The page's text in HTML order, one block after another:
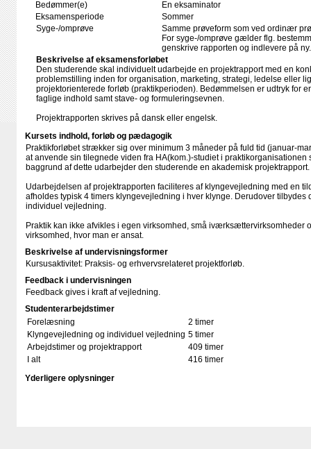
Bedømmer(e)
En eksaminator
Eksamensperiode
Sommer
Syge-/omprøve
Samme prøveform som ved ordinær
For syge-/omprøve gælder flg.
genskrive rapporten og indlevere på ny.
Beskrivelse af eksamensforløbet
Den studerende skal individuelt udarbejde en projektrapport med en
problemstilling inden for organisation, marketing, strategi, ledelse eller
projektorienterede forløb (praktikperioden). Bedømmelsen er udtryk for
faglige indhold samt stave- og formuleringsevnen.
Projektrapporten skrives på dansk eller engelsk.
Kursets indhold, forløb og pædagogik
Praktikforløbet strækker sig over minimum 3 måneder på fuld tid (januar-
at anvende sin tilegnede viden fra HA(kom.)-studiet i praktikorganisationen
baggrund af dette udarbejder den studerende en akademisk projektrapport.
Udarbejdelsen af projektrapporten faciliteres af klyngevejledning med en
afholdes typisk 4 timers klyngevejledning i hver klynge. Derudover tilbydes
individuel vejledning.
Praktik kan ikke afvikles i egen virksomhed, små iværksættervirksomheder
virksomhed, hvor man er ansat.
Beskrivelse af undervisningsformer
Kursusaktivitet: Praksis- og erhvervsrelateret projektforløb.
Feedback i undervisningen
Feedback gives i kraft af vejledning.
Studenterarbejdstimer
Forelæsning
2 timer
Klyngevejledning og individuel vejledning 5 timer
Arbejdstimer og projektrapport
409 timer
I alt
416 timer
Yderligere oplysninger